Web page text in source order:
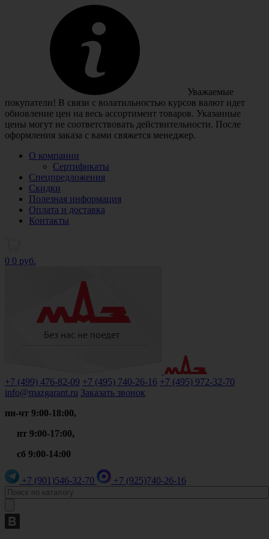
Уважаемые
покупатели! В связи с волатильностью курсов валют идет
обновление цен на весь ассортимент товаров. Указанные
цены могут не соответствовать действительности. После
оформления заказа с вами свяжется менеджер.
О компании
Сертификаты
Спецпредложения
Скидки
Полезная информация
Оплата и доставка
Контакты
0 0 руб.
+7 (499) 476-82-09 +7 (495) 740-26-16 +7 (495) 972-32-70
info@mazgarant.ru Заказать звонок
пн-чт 9:00-18:00,
пт 9:00-17:00,
сб 9:00-14:00
+7 (901)546-32-70 +7 (925)740-26-16